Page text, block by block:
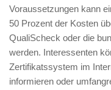
Voraussetzungen kann
50 Prozent der Kosten
QualiScheck oder die
werden. Interessenten
Zertifikatssystem im
informieren oder